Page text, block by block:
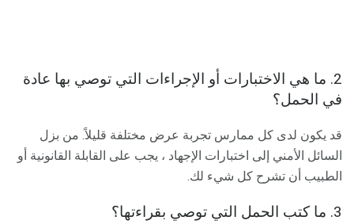
2. ما هي الاختبارات أو الإجراءات التي توصي بها عادة
في الحمل؟
قد يكون لدى كل ممارس تجربة عرض مختلفة قليلاً. من بزل
السائل الأمني ​​إلى اختبارات الإجهاد ، يجب على القابلة القانونية أو
الطبيب أن تشرح كل شيء لك.
3. ما كتب الحمل التي توصي بقراءتها؟